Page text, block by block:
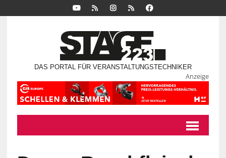
DAS PORTAL FÜR VERANSTALTUNGSTECHNIKER
Anzeige